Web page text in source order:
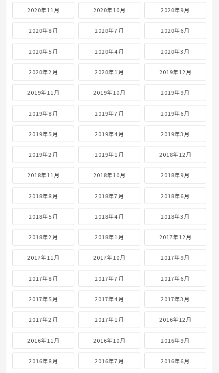
2020年11月 2020年10月 2020年9月
2020年8月 2020年7月 2020年6月
2020年5月 2020年4月 2020年3月
2020年2月 2020年1月 2019年12月
2019年11月 2019年10月 2019年9月
2019年8月 2019年7月 2019年6月
2019年5月 2019年4月 2019年3月
2019年2月 2019年1月 2018年12月
2018年11月 2018年10月 2018年9月
2018年8月 2018年7月 2018年6月
2018年5月 2018年4月 2018年3月
2018年2月 2018年1月 2017年12月
2017年11月 2017年10月 2017年9月
2017年8月 2017年7月 2017年6月
2017年5月 2017年4月 2017年3月
2017年2月 2017年1月 2016年12月
2016年11月 2016年10月 2016年9月
2016年8月 2016年7月 2016年6月